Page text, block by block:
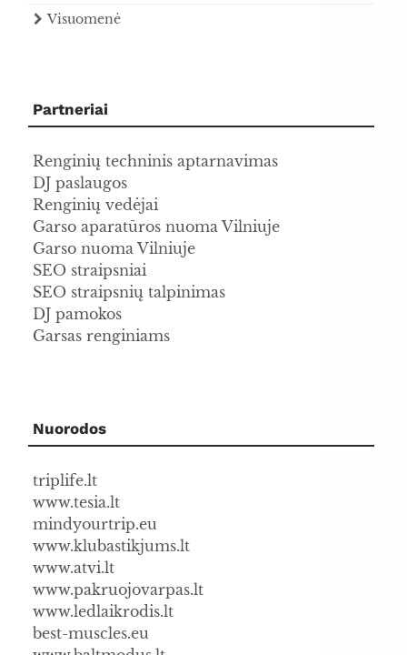
Visuomenė
Partneriai
Renginių techninis aptarnavimas
DJ paslaugos
Renginių vedėjai
Garso aparatūros nuoma Vilniuje
Garso nuoma Vilniuje
SEO straipsniai
SEO straipsnių talpinimas
DJ pamokos
Garsas renginiams
Nuorodos
triplife.lt
www.tesia.lt
mindyourtrip.eu
www.klubastikjums.lt
www.atvi.lt
www.pakruojovarpas.lt
www.ledlaikrodis.lt
best-muscles.eu